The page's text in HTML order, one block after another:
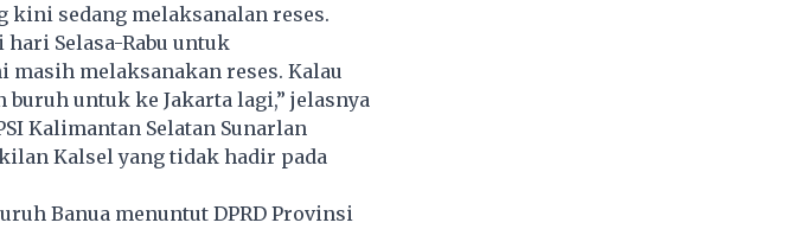
kini sedang melaksanalan reses.
Selasa-Rabu untuk
masih melaksanakan reses. Kalau
untuk ke Jakarta lagi,” jelasnya
Kalimantan Selatan Sunarlan
Kalsel yang tidak hadir pada
Banua menuntut DPRD Provinsi